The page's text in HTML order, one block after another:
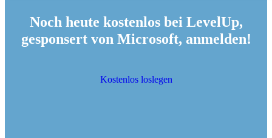
Noch heute kostenlos bei LevelUp,
gesponsert von Microsoft, anmelden!
Kostenlos loslegen